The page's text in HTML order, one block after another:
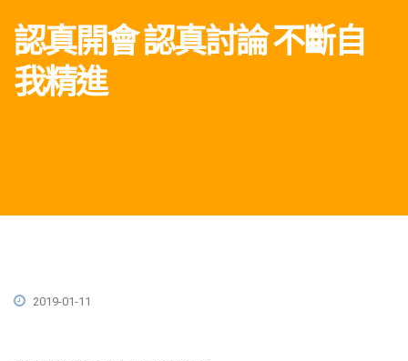
認真開會 認真討論 不斷自
我精進
2019-01-11